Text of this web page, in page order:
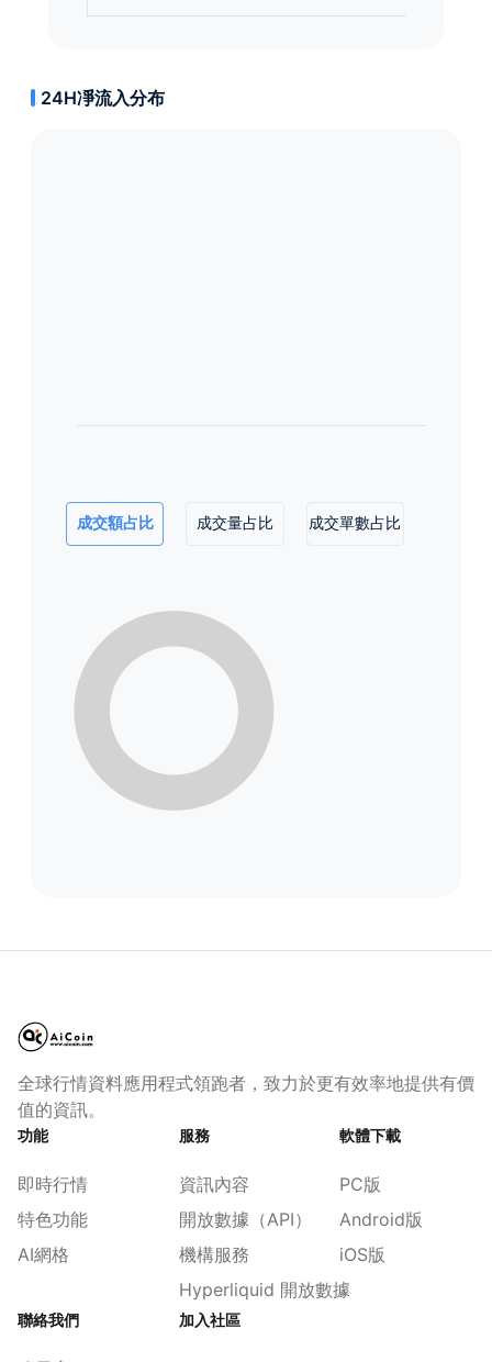
24H凈流入分布
成交額占比 成交量占比 成交單數占比
全球行情資料應用程式領跑者，致力於更有效率地提供有價
值的資訊。
功能
即時行情
特色功能
AI網格
服務
資訊內容
開放數據（API）
機構服務
Hyperliquid 開放數據
軟體下載
PC版
Android版
iOS版
聯絡我們 加入社區